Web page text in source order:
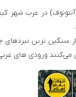
در غرب شهر کیف
ترین نبردهای
می‌کنند ورودی های